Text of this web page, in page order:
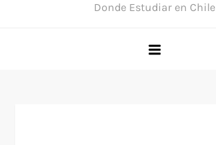
Donde Estudiar en Chile